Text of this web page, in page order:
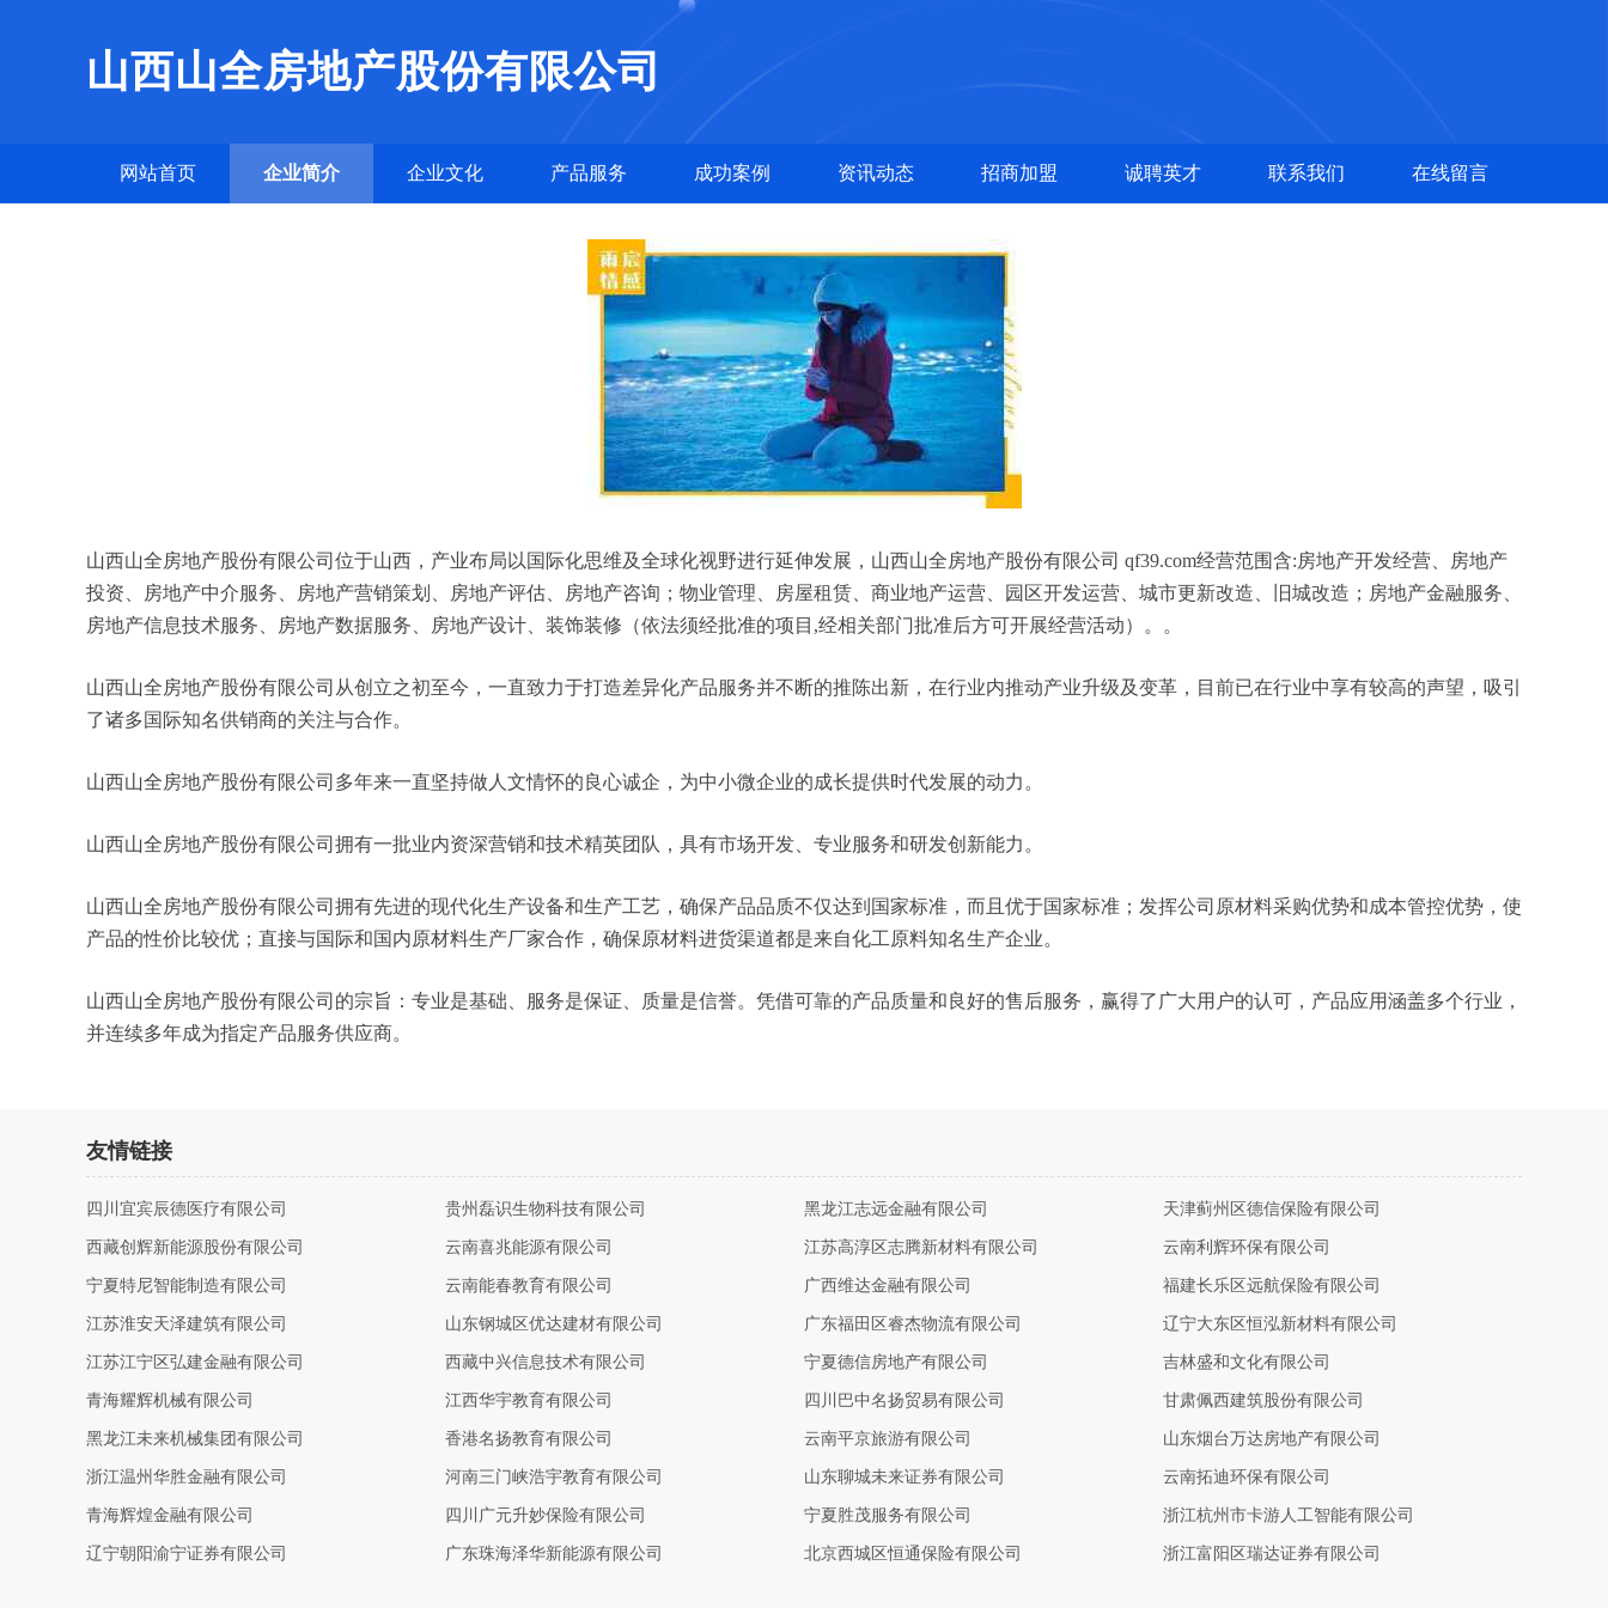
山西山全房地产股份有限公司
网站首页 企业简介 企业文化 产品服务 成功案例 资讯动态 招商加盟 诚聘英才 联系我们 在线留言
山西山全房地产股份有限公司位于山西，产业布局以国际化思维及全球化视野进行延伸发展，山西山全房地产股份有限公司 qf39.com经营范围含:房地产开发经营、房地产
投资、房地产中介服务、房地产营销策划、房地产评估、房地产咨询；物业管理、房屋租赁、商业地产运营、园区开发运营、城市更新改造、旧城改造；房地产金融服务、
房地产信息技术服务、房地产数据服务、房地产设计、装饰装修（依法须经批准的项目,经相关部门批准后方可开展经营活动）。。
山西山全房地产股份有限公司从创立之初至今，一直致力于打造差异化产品服务并不断的推陈出新，在行业内推动产业升级及变革，目前已在行业中享有较高的声望，吸引
了诸多国际知名供销商的关注与合作。
山西山全房地产股份有限公司多年来一直坚持做人文情怀的良心诚企，为中小微企业的成长提供时代发展的动力。
山西山全房地产股份有限公司拥有一批业内资深营销和技术精英团队，具有市场开发、专业服务和研发创新能力。
山西山全房地产股份有限公司拥有先进的现代化生产设备和生产工艺，确保产品品质不仅达到国家标准，而且优于国家标准；发挥公司原材料采购优势和成本管控优势，使
产品的性价比较优；直接与国际和国内原材料生产厂家合作，确保原材料进货渠道都是来自化工原料知名生产企业。
山西山全房地产股份有限公司的宗旨：专业是基础、服务是保证、质量是信誉。凭借可靠的产品质量和良好的售后服务，赢得了广大用户的认可，产品应用涵盖多个行业，
并连续多年成为指定产品服务供应商。
友情链接
四川宜宾辰德医疗有限公司 贵州磊识生物科技有限公司 黑龙江志远金融有限公司 天津蓟州区德信保险有限公司
西藏创辉新能源股份有限公司 云南喜兆能源有限公司 江苏高淳区志腾新材料有限公司 云南利辉环保有限公司
宁夏特尼智能制造有限公司 云南能春教育有限公司 广西维达金融有限公司 福建长乐区远航保险有限公司
江苏淮安天泽建筑有限公司 山东钢城区优达建材有限公司 广东福田区睿杰物流有限公司 辽宁大东区恒泓新材料有限公司
江苏江宁区弘建金融有限公司 西藏中兴信息技术有限公司 宁夏德信房地产有限公司 吉林盛和文化有限公司
青海耀辉机械有限公司 江西华宇教育有限公司 四川巴中名扬贸易有限公司 甘肃佩西建筑股份有限公司
黑龙江未来机械集团有限公司 香港名扬教育有限公司 云南平京旅游有限公司 山东烟台万达房地产有限公司
浙江温州华胜金融有限公司 河南三门峡浩宇教育有限公司 山东聊城未来证券有限公司 云南拓迪环保有限公司
青海辉煌金融有限公司 四川广元升妙保险有限公司 宁夏胜茂服务有限公司 浙江杭州市卡游人工智能有限公司
辽宁朝阳渝宁证券有限公司 广东珠海泽华新能源有限公司 北京西城区恒通保险有限公司 浙江富阳区瑞达证券有限公司